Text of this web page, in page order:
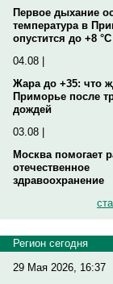
Первое дыхание
температура в
опустится до +8 °C
04.08 |
Жара до +35: что
Приморье после
дождей
03.08 |
Москва помогает
отечественное
здравоохранение
Регион сегодня
29 Мая 2026, 16:37